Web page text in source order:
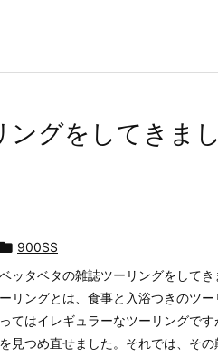
グをしてきま
900SS
ベッタベタの雑誌ツーリングをして
ーリングとは、食事と入浴つきのツ
ってはイレギュラーなツーリングで
を見つめ直せました。それでは、そ